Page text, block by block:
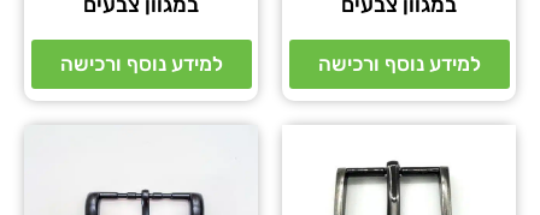
למידע נוסף ורכישה למידע נוסף ורכישה